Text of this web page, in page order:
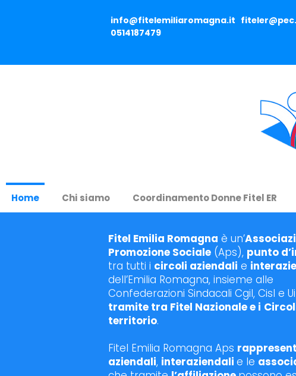
info@fitelemiliaromagna.it
0514187479
Home Chi siamo Coordinamento Donne Fitel ER
Fitel Emilia Romagna è un’
Promozione Sociale (Aps), punto
tra tutti i circoli aziendali e
dell’Emilia Romagna, insieme alle
Confederazioni Sindacali Cgil, Cisl e
tramite tra Fitel Nazionale e i
territorio.
Fitel Emilia Romagna Aps
aziendali, interaziendali e le